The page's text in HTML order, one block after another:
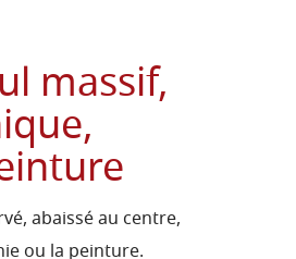
massif,
abaissé au centre,
ou la peinture.